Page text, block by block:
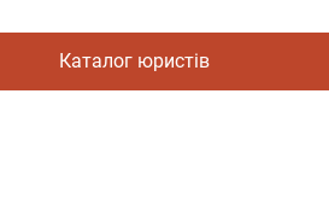
Каталог юристів